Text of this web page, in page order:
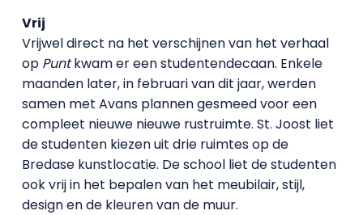
Vrij
Vrijwel direct na het verschijnen van het verhaal
op Puntkwam er een studentendecaan. Enkele
maanden later, in februari van dit jaar, werden
samen met Avans plannen gesmeed voor een
compleet nieuwe nieuwe rustruimte. St. Joost liet
de studenten kiezen uit drie ruimtes op de
Bredase kunstlocatie. De school liet de studenten
ook vrij in het bepalen van het meubilair, stijl,
design en de kleuren van de muur.